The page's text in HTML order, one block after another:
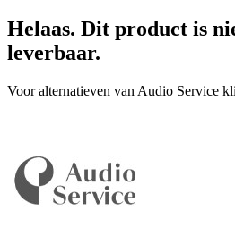
Helaas. Dit product is
leverbaar.
Voor alternatieven van Audio Service